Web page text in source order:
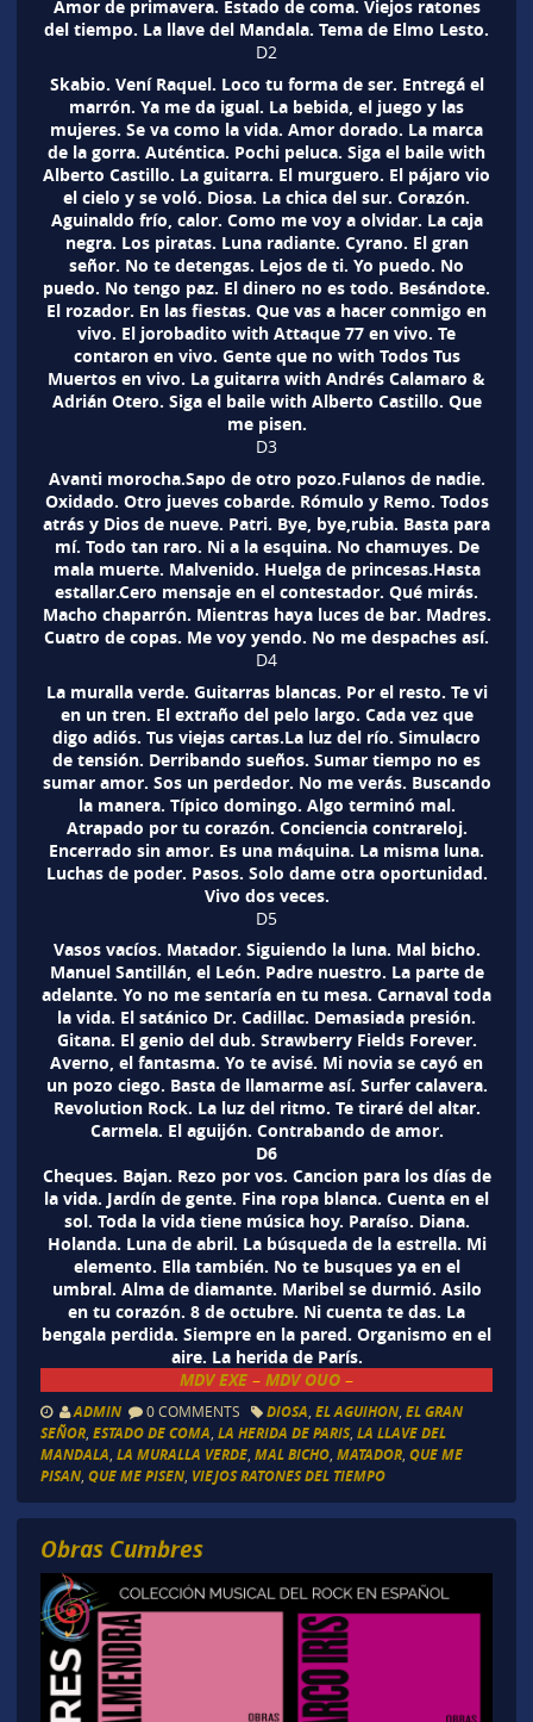
Amor de primavera. Estado de coma. Viejos ratones
del tiempo. La llave del Mandala. Tema de Elmo Lesto.
D2
Skabio. Vení Raquel. Loco tu forma de ser. Entregá el
marrón. Ya me da igual. La bebida, el juego y las
mujeres. Se va como la vida. Amor dorado. La marca
de la gorra. Auténtica. Pochi peluca. Siga el baile with
Alberto Castillo. La guitarra. El murguero. El pájaro vio
el cielo y se voló. Diosa. La chica del sur. Corazón.
Aguinaldo frío, calor. Como me voy a olvidar. La caja
negra. Los piratas. Luna radiante. Cyrano. El gran
señor. No te detengas. Lejos de ti. Yo puedo. No
puedo. No tengo paz. El dinero no es todo. Besándote.
El rozador. En las fiestas. Que vas a hacer conmigo en
vivo. El jorobadito with Attaque 77 en vivo. Te
contaron en vivo. Gente que no with Todos Tus
Muertos en vivo. La guitarra with Andrés Calamaro &
Adrián Otero. Siga el baile with Alberto Castillo. Que
me pisen.
D3
Avanti morocha.Sapo de otro pozo.Fulanos de nadie.
Oxidado. Otro jueves cobarde. Rómulo y Remo. Todos
atrás y Dios de nueve. Patri. Bye, bye,rubia. Basta para
mí. Todo tan raro. Ni a la esquina. No chamuyes. De
mala muerte. Malvenido. Huelga de princesas.Hasta
estallar.Cero mensaje en el contestador. Qué mirás.
Macho chaparrón. Mientras haya luces de bar. Madres.
Cuatro de copas. Me voy yendo. No me despaches así.
D4
La muralla verde. Guitarras blancas. Por el resto. Te vi
en un tren. El extraño del pelo largo. Cada vez que
digo adiós. Tus viejas cartas.La luz del río. Simulacro
de tensión. Derribando sueños. Sumar tiempo no es
sumar amor. Sos un perdedor. No me verás. Buscando
la manera. Típico domingo. Algo terminó mal.
Atrapado por tu corazón. Conciencia contrareloj.
Encerrado sin amor. Es una máquina. La misma luna.
Luchas de poder. Pasos. Solo dame otra oportunidad.
Vivo dos veces.
D5
Vasos vacíos. Matador. Siguiendo la luna. Mal bicho.
Manuel Santillán, el León. Padre nuestro. La parte de
adelante. Yo no me sentaría en tu mesa. Carnaval toda
la vida. El satánico Dr. Cadillac. Demasiada presión.
Gitana. El genio del dub. Strawberry Fields Forever.
Averno, el fantasma. Yo te avisé. Mi novia se cayó en
un pozo ciego. Basta de llamarme así. Surfer calavera.
Revolution Rock. La luz del ritmo. Te tiraré del altar.
Carmela. El aguijón. Contrabando de amor.
D6
Cheques. Bajan. Rezo por vos. Cancion para los días de
la vida. Jardín de gente. Fina ropa blanca. Cuenta en el
sol. Toda la vida tiene música hoy. Paraíso. Diana.
Holanda. Luna de abril. La búsqueda de la estrella. Mi
elemento. Ella también. No te busques ya en el
umbral. Alma de diamante. Maribel se durmió. Asilo
en tu corazón. 8 de octubre. Ni cuenta te das. La
bengala perdida. Siempre en la pared. Organismo en el
aire. La herida de París.
MDV EXE – MDV OUO –
ADMIN 0 COMMENTS DIOSA EL AGUIHON, EL GRAN
SEÑOR, ESTADO DE COMA LA HERIDA DE PARIS, LA LLAVE DEL
MANDALA LA MURALLA VERDE, MAL BICHO, MATADOR, QUE ME
PISAN, QUE ME PISEN, VIEJOS RATONES DEL TIEMPO
Obras Cumbres